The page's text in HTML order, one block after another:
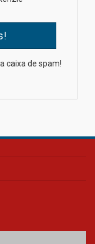
Médio
filhos além da
caixa de spam!